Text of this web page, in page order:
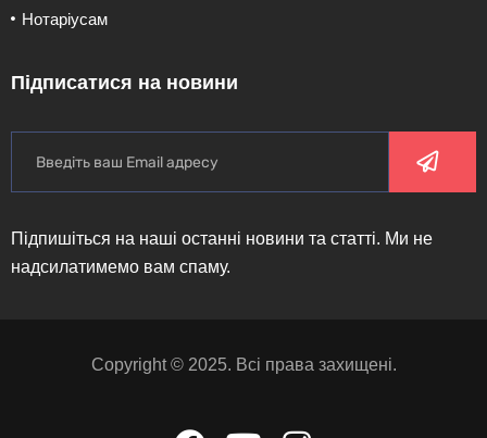
Нотаріусам
Підписатися на новини
Підпишіться на наші останні новини та статті. Ми не
надсилатимемо вам спаму.
Copyright © 2025. Всі права захищені.